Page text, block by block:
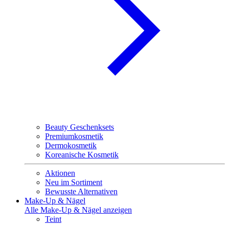
Beauty Geschenksets
Premiumkosmetik
Dermokosmetik
Koreanische Kosmetik
Aktionen
Neu im Sortiment
Bewusste Alternativen
Make-Up & Nägel
Alle Make-Up & Nägel anzeigen
Teint